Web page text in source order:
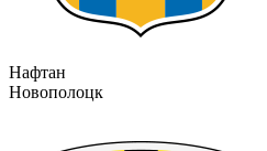
Нафтан
Новополоцк